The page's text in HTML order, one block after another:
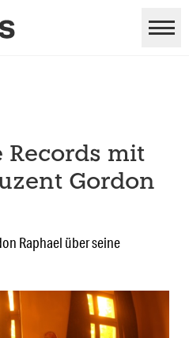
Records mit
Gordon
Raphael über seine